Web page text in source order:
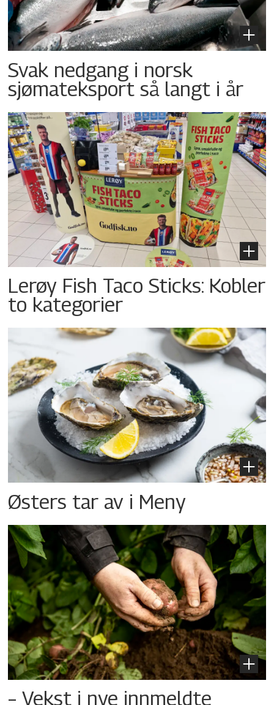
Svak nedgang i norsk
sjømateksport så langt i år
Lerøy Fish Taco Sticks: Kobler
to kategorier
Østers tar av i Meny
– Vekst i nye innmeldte